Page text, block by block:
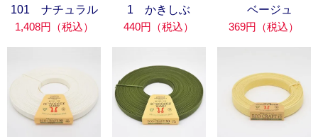
101 ナチュラル
1,408円（税込）
1 かきしぶ
440円（税込）
ベージュ
369円（税込）